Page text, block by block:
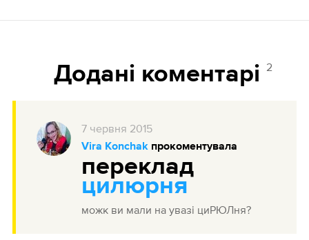
Додані коментарі 2
7 червня 2015
Vira Konchakпрокоментувала
переклад
цилюрня
можк ви мали на увазі циРЮЛня?